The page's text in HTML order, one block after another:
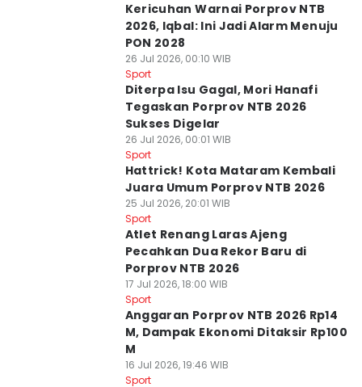
Kericuhan Warnai Porprov NTB
2026, Iqbal: Ini Jadi Alarm Menuju
PON 2028
26 Jul 2026, 00:10 WIB
Sport
Diterpa Isu Gagal, Mori Hanafi
Tegaskan Porprov NTB 2026
Sukses Digelar
26 Jul 2026, 00:01 WIB
Sport
Hattrick! Kota Mataram Kembali
Juara Umum Porprov NTB 2026
25 Jul 2026, 20:01 WIB
Sport
Atlet Renang Laras Ajeng
Pecahkan Dua Rekor Baru di
Porprov NTB 2026
17 Jul 2026, 18:00 WIB
Sport
Anggaran Porprov NTB 2026 Rp14
M, Dampak Ekonomi Ditaksir Rp100
M
16 Jul 2026, 19:46 WIB
Sport